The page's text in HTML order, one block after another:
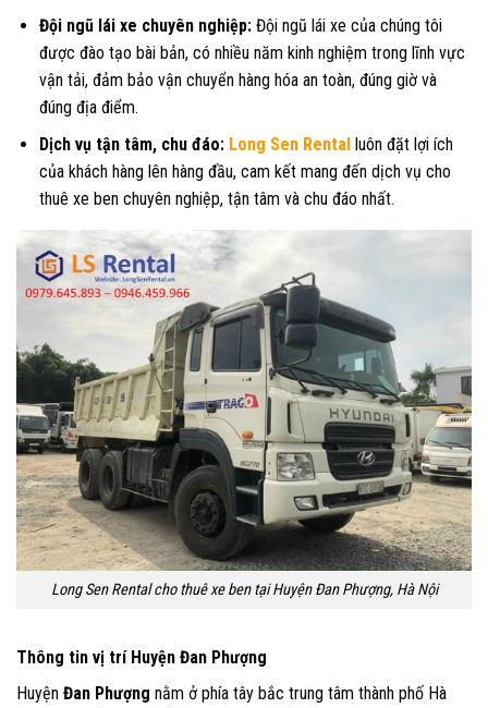
Đội ngũ lái xe chuyên nghiệp:Đội ngũ lái xe của chúng tôi
được đào tạo bài bản, có nhiều năm kinh nghiệm trong lĩnh vực
vận tải, đảm bảo vận chuyển hàng hóa an toàn, đúng giờ và
đúng địa điểm.
Dịch vụ tận tâm, chu đáo: Long Sen Rental luôn đặt lợi ích
của khách hàng lên hàng đầu, cam kết mang đến dịch vụ cho
thuê xe ben chuyên nghiệp, tận tâm và chu đáo nhất.
Long Sen Rental cho thuê xe ben tại Huyện Đan Phượng, Hà Nội
Thông tin vị trí Huyện Đan Phượng
Huyện Đan Phượng nằm ở phía tây bắc trung tâm thành phố Hà